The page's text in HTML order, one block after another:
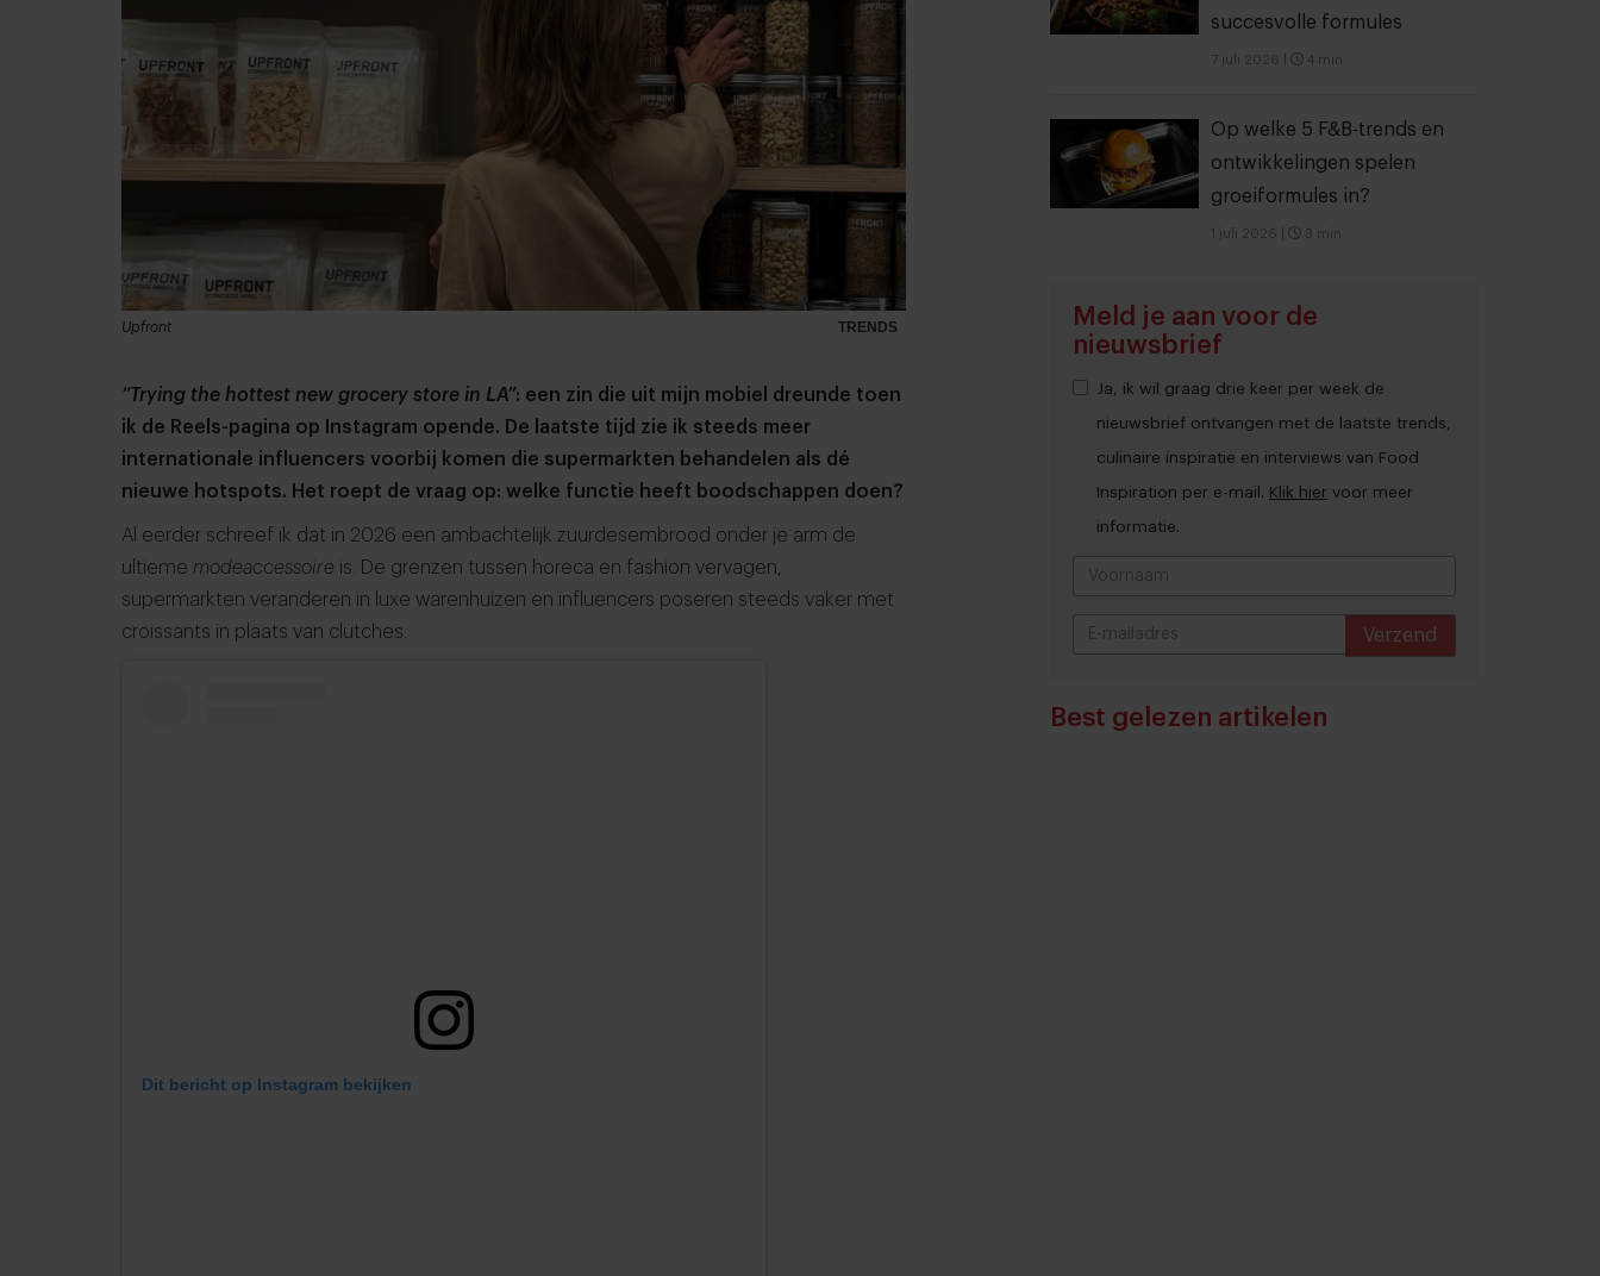
TRENDS
Upfront
“Trying the hottest new grocery store in LA”: een zin die uit mijn mobiel dreunde toen
ik de Reels-pagina op Instagram opende. De laatste tijd zie ik steeds meer
internationale influencers voorbij komen die supermarkten behandelen als dé
nieuwe hotspots. Het roept de vraag op: welke functie heeft boodschappen doen?
Al eerder schreef ik dat in 2026 een ambachtelijk zuurdesembrood onder je arm de
ultieme modeaccessoire is. De grenzen tussen horeca en fashion vervagen,
supermarkten veranderen in luxe warenhuizen en influencers poseren steeds vaker met
croissants in plaats van clutches.
Dit bericht op Instagram bekijken
succesvolle formules
7 juli 2026 4 min
Op welke 5 F&B-trends en
ontwikkelingen spelen
groeiformules in?
1 juli 2026 3 min
Meld je aan voor de
nieuwsbrief
Ja, ik wil graag drie keer per week de
nieuwsbrief ontvangen met de laatste trends,
culinaire inspiratie en interviews van Food
Inspiration per e-mail. Klik hier voor meer
informatie.
Verzend
Best gelezen artikelen